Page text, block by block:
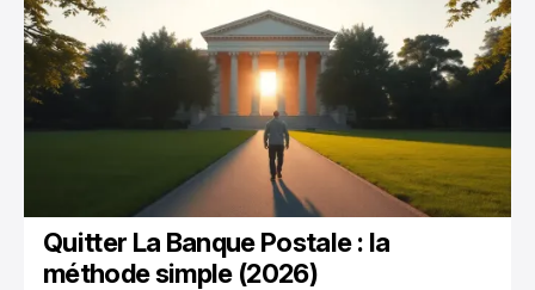
Quitter La Banque Postale : la
méthode simple (2026)